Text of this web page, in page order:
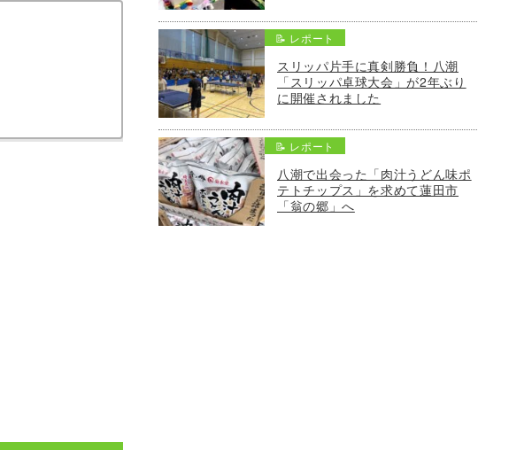
📝 レポート
スリッパ片手に真剣勝負！八潮
「スリッパ卓球大会」が2年ぶり
に開催されました
📝 レポート
八潮で出会った「肉汁うどん味ポ
テトチップス」を求めて蓮田市
「翁の郷」へ